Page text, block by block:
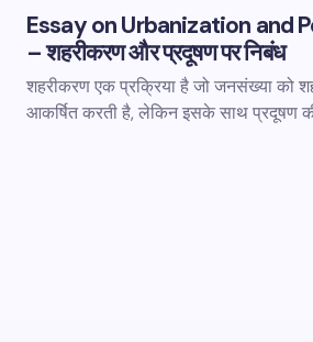
Essay on Urbanization and
– शहरीकरण और प्रदूषण पर निबंध
शहरीकरण एक प्रक्रिया है जो जनसंख्या को
आकर्षित करती है, लेकिन इसके साथ प्रदूषण